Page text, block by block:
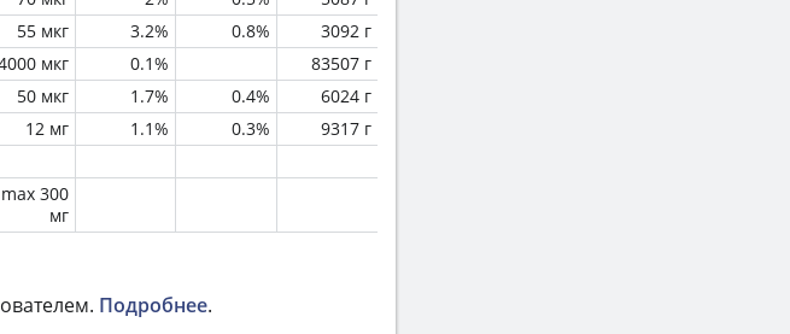
55 мкг 3.2% 0.8%
3092 г
мкг 0.1%
83507 г
50 мкг 1.7% 0.4%
6024 г
12 мг 1.1% 0.3% 9317 г
max 300
мг
Подробнее.